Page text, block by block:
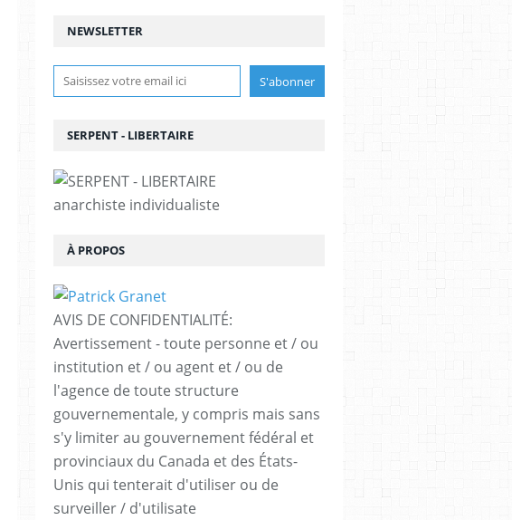
NEWSLETTER
SERPENT - LIBERTAIRE
anarchiste individualiste
À PROPOS
AVIS DE CONFIDENTIALITÉ:
Avertissement - toute personne et / ou
institution et / ou agent et / ou de
l'agence de toute structure
gouvernementale, y compris mais sans
s'y limiter au gouvernement fédéral et
provinciaux du Canada et des États-
Unis qui tenterait d'utiliser ou de
surveiller / d'utilisate